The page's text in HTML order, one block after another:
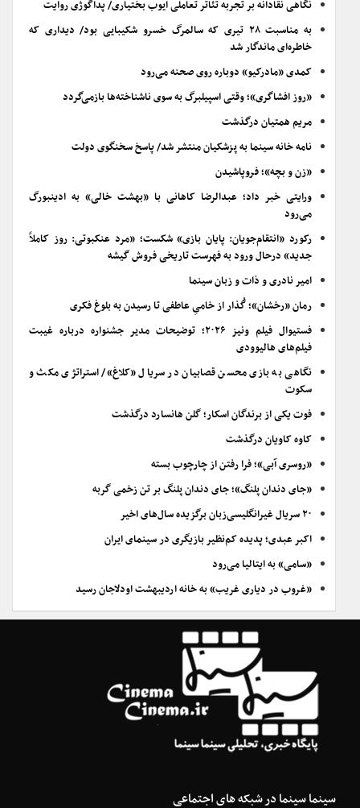
نگاهی نقادانه بر تجربه تئاتر تعاملی ایوب بختیاری/ پداگوژی روایت
به مناسبت ۲۸ تیری که سالمرگ خسرو شکیبایی بود/ دیداری که
خاطره‌ای ماندگار شد
کمدی «مادرکیو» دوباره روی صحنه می‌رود
«روز افشاگری»؛ وقتی اسپیلبرگ به سوی ناشناخته‌ها بازمی‌گردد
مریم همتیان درگذشت
نامه خانه سینما به پزشکیان منتشر شد/ پاسخ سخنگوی دولت
«زن و بچه»؛ فروپاشیدن
ورایتی خبر داد؛ عبدالرضا کاهانی با «بهشت خالی» به ادینبورگ
می‌رود
رکورد «انتقام‌جویان: پایان بازی» شکست؛ «مرد عنکبوتی: روز کاملاً
جدید» درحال ورود به فهرست تاریخی فروش گیشه
امیر نادری و ذات و زبان سینما
رمان «رخشان»؛ گُذار از خامیِ عاطفی تا رسیدن به بلوغ فکری
فستیوال فیلم ونیز ۲۰۲۶؛ توضیحات مدیر جشنواره درباره غیبت
فیلم‌های هالیوودی
نگاهی به بازی محسن قصابیان در سریال «کلاغ»/ استراتژی مکث و
سکوت
فوت یکی از برندگان اسکار؛ گلن هانسارد درگذشت
کاوه کاویان درگذشت
«روسری آبی»؛ فرا رفتن از چارچوب بسته
«جای دندان پلنگ»؛ جای دندان پلنگ بر تن زخمی گربه
۲۰ سریال غیرانگلیسی‌زبان برگزیده سال‌های اخیر
اکبر عبدی؛ پدیده کم‌نظیر بازیگری در سینمای ایران
«سامی» به ایتالیا می‌رود
«غروب در دیاری غریب» به خانه اردیبهشت اودلاجان رسید
سینما سینما در شبکه های اجتماعی